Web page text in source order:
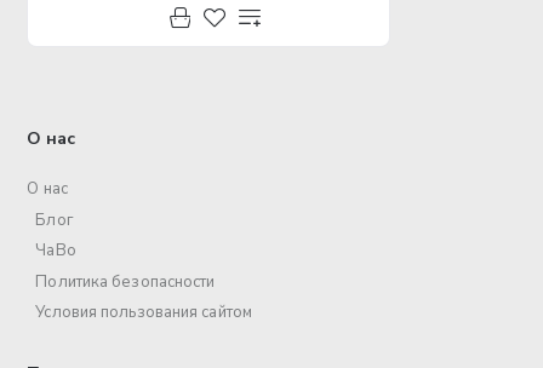
О нас
О нас
Блог
ЧаВо
Политика безопасности
Условия пользования сайтом